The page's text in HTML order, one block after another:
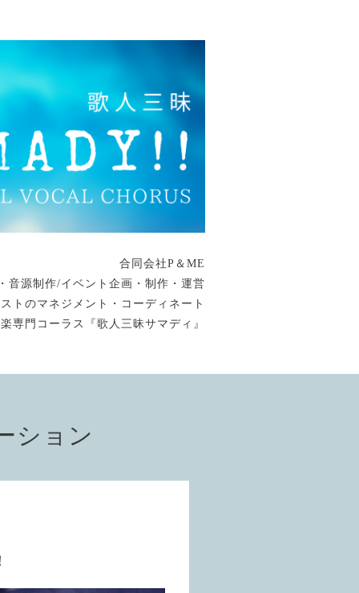
合同会社P＆ME
音源制作/イベント企画・制作・運営
トのマネジメント・コーディネート
専門コーラス『歌人三昧サマディ』
ション